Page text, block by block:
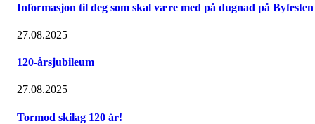
Informasjon til deg som skal være med på dugnad på Byfesten
27.08.2025
120-årsjubileum
27.08.2025
Tormod skilag 120 år!